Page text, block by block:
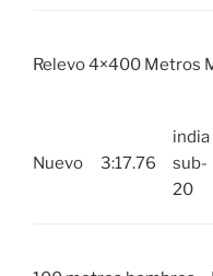
Relevo 4×400 Metros
Nuevo 3:17.76
india
sub-
20